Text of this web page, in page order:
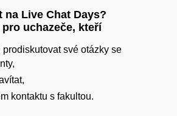
na Live Chat Days?
uchazeče, kteří
své otázky se
kontaktu s fakultou.